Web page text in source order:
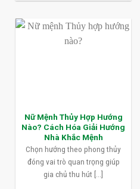
Nữ Mệnh Thủy Hợp Hướng
Nào? Cách Hóa Giải Hướng
Nhà Khắc Mệnh
Chọn hướng theo phong thủy
đóng vai trò quan trọng giúp
gia chủ thu hút [...]